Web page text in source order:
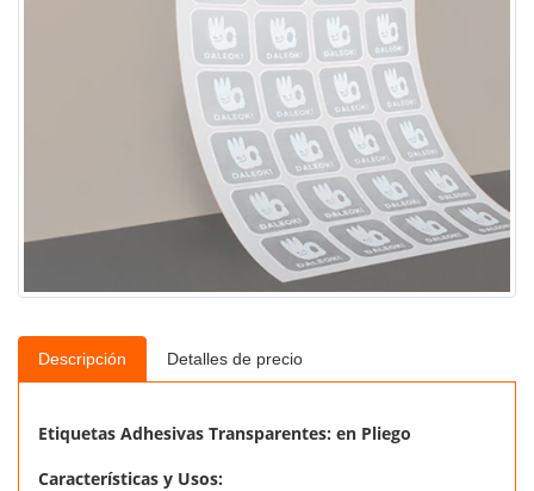
Descripción Detalles de precio
Etiquetas Adhesivas Transparentes: en Pliego
Características y Usos: